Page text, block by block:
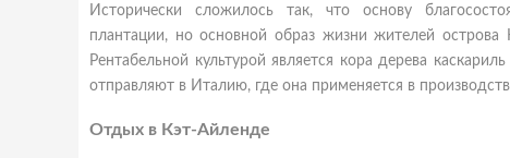
Исторически сложилось так, что основу
плантации, но основной образ жизни жителей острова
Рентабельной культурой является кора дерева
отправляют в Италию, где она применяется в
Отдых в Кэт-Айленде